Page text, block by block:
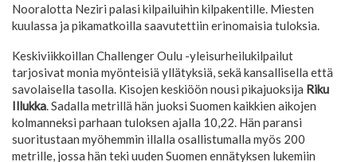
Nooralotta Neziri palasi kilpailuihin kilpakentille. Miesten
kuulassa ja pikamatkoilla saavutettiin erinomaisia tuloksia.
Keskiviikkoillan Challenger Oulu -yleisurheilukilpailut
tarjosivat monia myönteisiä yllätyksiä, sekä kansallisella että
savolaisella tasolla. Kisojen keskiöön nousi pikajuoksija Riku
Illukka. Sadalla metrillä hän juoksi Suomen kaikkien aikojen
kolmanneksi parhaan tuloksen ajalla 10,22. Hän paransi
suoritustaan myöhemmin illalla osallistumalla myös 200
metrille, jossa hän teki uuden Suomen ennätyksen lukemiin